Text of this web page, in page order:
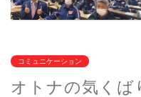
コミュニケーション
オトナの気くば